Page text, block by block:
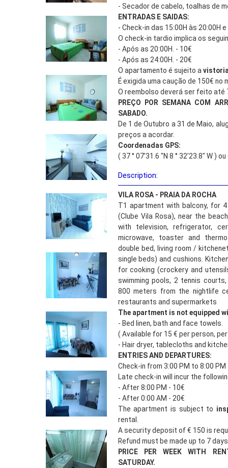
- Secador de cabelo, toalhas de
ENTRADAS E SAIDAS:
- Check-in das 15:00H às 20:00H
O check-in tardio implica os
- Após as 20:00H. - 10€
- Após as 24:00H. - 20€
O apartamento é sujeito a
É exigida uma caução de 150€ no
O reembolso deverá ser feito até
PREÇO POR SEMANA COM
SABADO.
De 1 de Outubro a 31 de Maio,
preços a acordar.
Coordenadas GPS:
( 37 ° 07'31.6 "N 8 ° 32'23.8" W )
Description:
VILA ROSA - PRAIA DA ROCHA
T1 apartment with balcony, for
(Clube Vila Rosa), near the
with television, refrigerator,
microwave, toaster and
double bed, living room /
single beds) and cushions.
for cooking (crockery and
swimming pools, 2 tennis
800 meters from the nightlife
restaurants and supermarkets
The apartment is not equipped
- Bed linen, bath and face towels.
( Available for 15 € per person,
- Hair dryer, tablecloths and
ENTRIES AND DEPARTURES:
Check-in from 3:00 PM to 8:00
Late check-in will incur the
- After 8:00 PM - 10€
- After 0:00 AM - 20€
The apartment is subject to
rental.
A security deposit of € 150 is
Refund must be made up to 7
PRICE PER WEEK WITH
SATURDAY.